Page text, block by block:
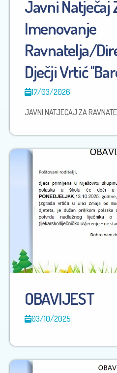
Javni Natječaj
Imenovanje
Ravnatelja/
Dječji Vrtić
17/03/2026
JAVNI NATJECAJ ZA
OBAVIJEST
03/10/2025